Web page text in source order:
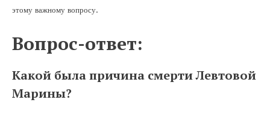
этому важному вопросу.
Вопрос-ответ:
Какой была причина смерти Левтовой
Марины?